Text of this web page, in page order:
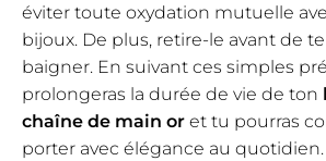
éviter toute oxydation mutuelle
bijoux. De plus, retire-le avant de
baigner. En suivant ces simples
prolongeras la durée de vie de ton
chaîne de main or et tu pourras
porter avec élégance au quotidien.